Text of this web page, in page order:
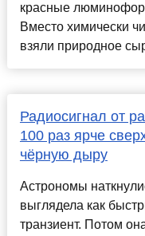
красные
Вместо химически
взяли природное
Радиосигнал от
100 раз ярче
чёрную дыру
Астрономы
выглядела как
транзиент. Потом